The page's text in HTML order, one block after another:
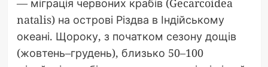
— міграція червоних крабів (Gecarcoidea
natalis) на острові Різдва в Індійському
океані. Щороку, з початком сезону дощів
(жовтень–грудень), близько 50–100